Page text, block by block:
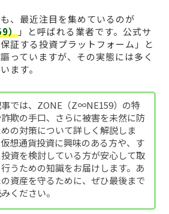
、最近注目を集めているのが
）」と呼ばれる業者です。公式サ
証する投資プラットフォーム」と
っていますが、その実態には多く
ます。
では、ZONE（Z∞NE159）の特
欺の手口、さらに被害を未然に防
めの対策について詳しく解説しま
想通貨投資に興味のある方や、す
資を検討している方が安心して取
うための知識をお届けします。あ
資産を守るために、ぜひ最後まで
ください。